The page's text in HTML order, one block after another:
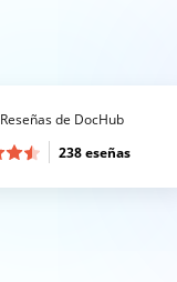
Reseñas de DocHub
238 eseñas